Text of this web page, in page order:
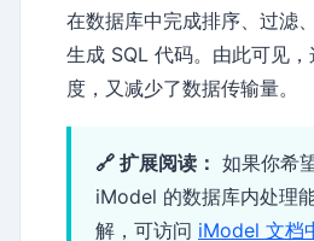
在数据库中完成排序、过滤
生成 SQL 代码。由此可见
度，又减少了数据传输量。
🔗 扩展阅读： 如果你希
iModel 的数据库内处理
解，可访问 iModel 文档